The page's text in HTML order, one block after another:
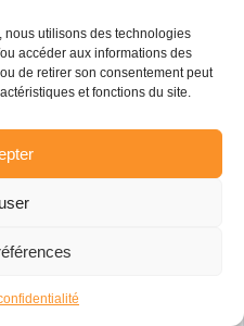
nous utilisons des technologies
accéder aux informations des
de retirer son consentement peut
et fonctions du site.
MESSAGE
en 2000 par deux cérémonies,